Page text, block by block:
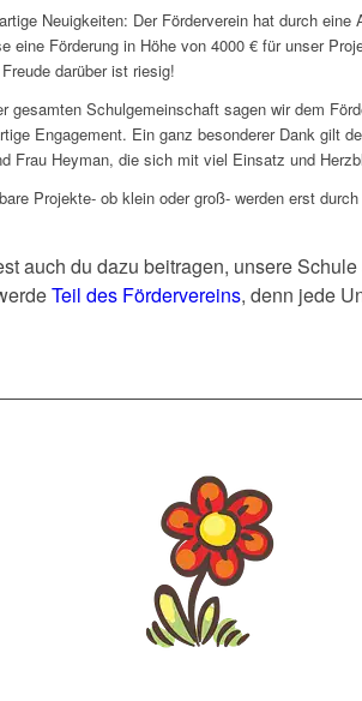
Neuigkeiten: Der Förderverein hat durch
eine Förderung in Höhe von 4000 € für unser
darüber ist riesig!
gesamten Schulgemeinschaft sagen wir dem
Engagement. Ein ganz besonderer Dank gilt
Frau Heyman, die sich mit viel Einsatz und
Projekte- ob klein oder groß- werden erst
auch du dazu beitragen, unsere
Teil des Fördervereins, denn jede